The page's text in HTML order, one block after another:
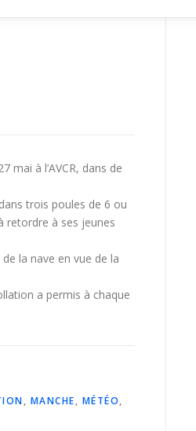
mai à l’AVCR, dans de
trois poules de 6 ou
retordre à ses jeunes
la nave en vue de la
a permis à chaque
, MANCHE, MÉTÉO,